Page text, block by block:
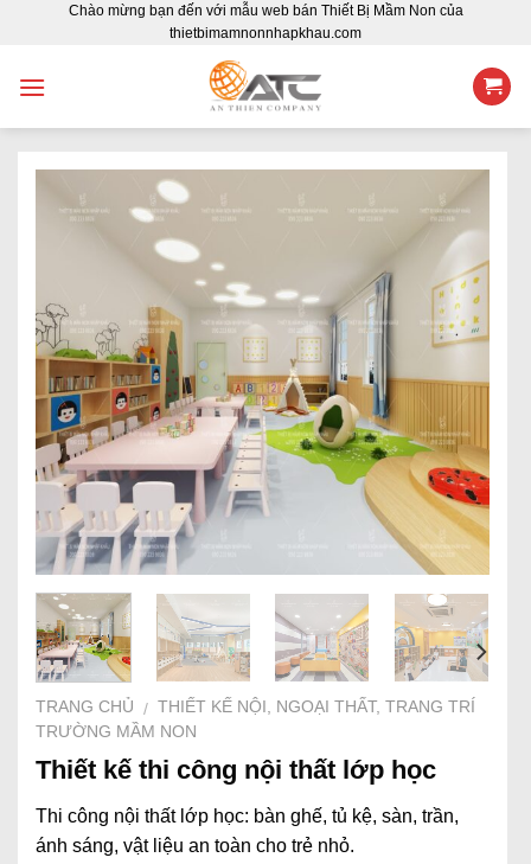
Chào mừng bạn đến với mẫu web bán Thiết Bị Mầm Non của
thietbimamnonnhapkhau.com
TRANG CHỦ / THIẾT KẾ NỘI, NGOẠI THẤT, TRANG TRÍ
TRƯỜNG MẦM NON
Thiết kế thi công nội thất lớp học
Thi công nội thất lớp học: bàn ghế, tủ kệ, sàn, trần,
ánh sáng, vật liệu an toàn cho trẻ nhỏ.